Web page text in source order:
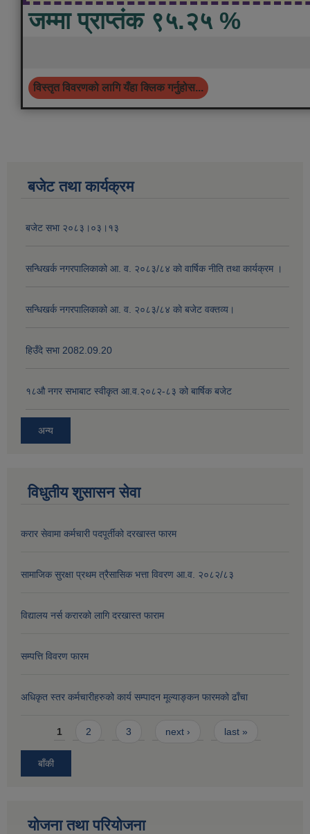
जम्मा प्राप्तंक ९५.२५ %
विस्तृत विवरणको लागि यँहा क्लिक गर्नुहोस...
बजेट तथा कार्यक्रम
बजेट सभा २०८३।०३।१३
सन्धिखर्क नगरपालिकाको आ. व. २०८३/८४ काे वार्षिक नीति तथा कार्यक्रम ।
सन्धिखर्क नगरपालिकाको आ. व. २०८३/८४ काे बजेट वक्तव्य।
हिउँदे सभा 2082.09.20
१८‍औ नगर सभाबाट स्वीकृत आ.व.२०८२-८३ को बार्षिक बजेट
अन्य
विधुतीय शुसासन सेवा
करार सेवामा कर्मचारी पदपूर्तीको दरखास्त फारम
सामाजिक सुरक्षा प्रथम त्रैसासिक भत्ता विवरण आ.व. २०८२/८३
विद्यालय नर्स करारको लागि दरखास्त फाराम
सम्पत्ति विवरण फारम
अधिकृत स्तर कर्मचारीहरुको कार्य सम्पादन मूल्याङ्कन फारमको ढाँचा
Pages
1 2 3 next › last »
बाँकी
योजना तथा परियोजना